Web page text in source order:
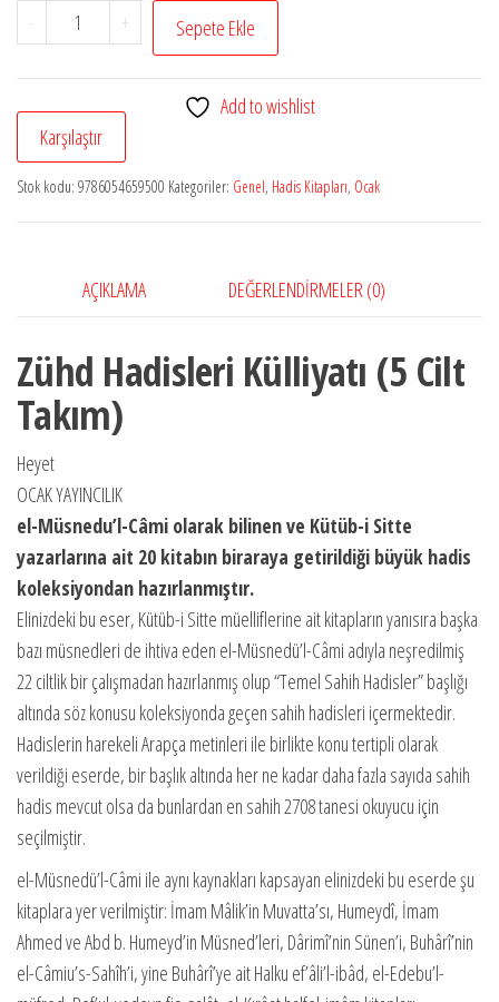
-
Zühd
Hadisleri
(5
Cilt
Takım)
adet
+ Sepete Ekle
Add to wishlist
Karşılaştır
Stok kodu: 9786054659500 Kategoriler: Genel, Hadis Kitapları, Ocak
AÇIKLAMA DEĞERLENDIRMELER (0)
Zühd Hadisleri Külliyatı (5 Cilt
Takım)
Heyet
OCAK YAYINCILIK
el-Müsnedu’l-Câmi olarak bilinen ve Kütüb-i Sitte
yazarlarına ait 20 kitabın biraraya getirildiği büyük hadis
koleksiyondan hazırlanmıştır.
Elinizdeki bu eser, Kütüb-i Sitte müelliflerine ait kitapların yanısıra başka
bazı müsnedleri de ihtiva eden el-Müsnedü’l-Câmi adıyla neşredilmiş
22 ciltlik bir çalışmadan hazırlanmış olup “Temel Sahih Hadisler” başlığı
altında söz konusu koleksiyonda geçen sahih hadisleri içermektedir.
Hadislerin harekeli Arapça metinleri ile birlikte konu tertipli olarak
verildiği eserde, bir başlık altında her ne kadar daha fazla sayıda sahih
hadis mevcut olsa da bunlardan en sahih 2708 tanesi okuyucu için
seçilmiştir.
el-Müsnedü’l-Câmi ile aynı kaynakları kapsayan elinizdeki bu eserde şu
kitaplara yer verilmiştir: İmam Mâlik’in Muvatta’sı, Humeydî, İmam
Ahmed ve Abd b. Humeyd’in Müsned’leri, Dârimî’nin Sünen’i, Buhârî’nin
el-Câmiu’s-Sahîh’i, yine Buhârî’ye ait Halku ef’âli’l-ibâd, el-Edebu’l-